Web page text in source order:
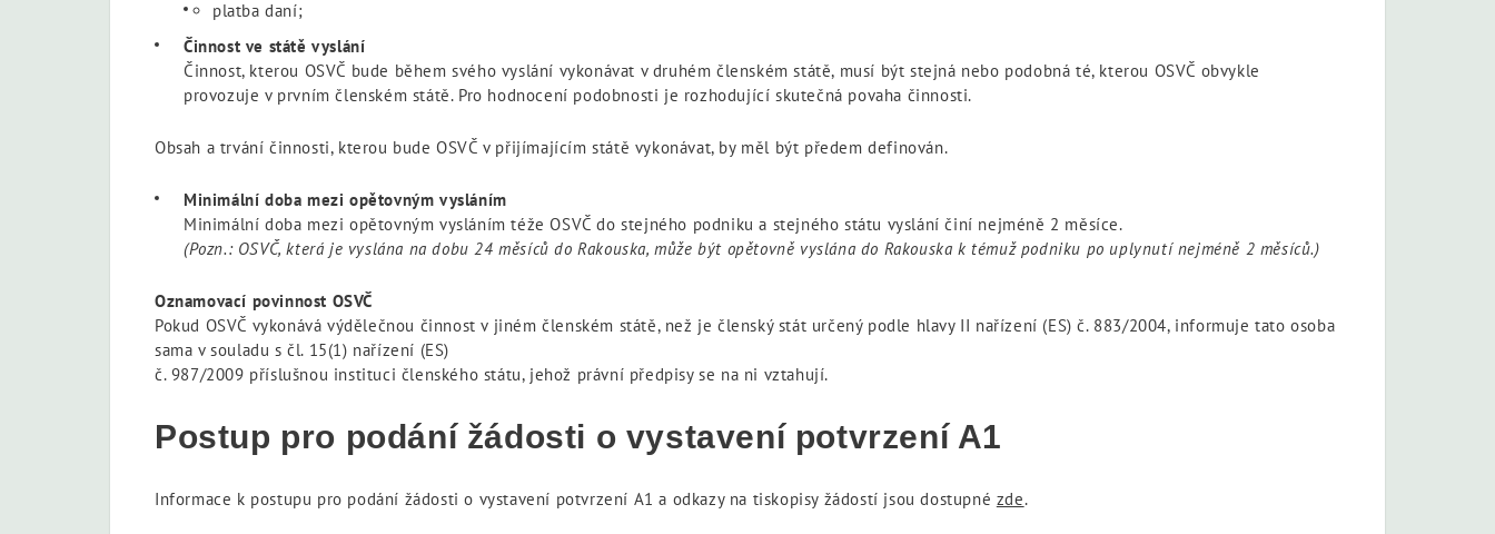
platba daní;
Činnost ve státě vyslání
Činnost, kterou OSVČ bude během svého vyslání vykonávat v druhém členském státě, musí být stejná nebo podobná té, kterou OSVČ obvykle
provozuje v prvním členském státě. Pro hodnocení podobnosti je rozhodující skutečná povaha činnosti.
Obsah a trvání činnosti, kterou bude OSVČ v přijímajícím státě vykonávat, by měl být předem definován.
Minimální doba mezi opětovným vysláním
Minimální doba mezi opětovným vysláním téže OSVČ do stejného podniku a stejného státu vyslání činí nejméně 2 měsíce.
(Pozn.: OSVČ, která je vyslána na dobu 24 měsíců do Rakouska, může být opětovně vyslána do Rakouska k témuž podniku po uplynutí nejméně 2 měsíců.)
Oznamovací povinnost OSVČ
Pokud OSVČ vykonává výdělečnou činnost v jiném členském státě, než je členský stát určený podle hlavy II nařízení (ES) č. 883/2004, informuje tato osoba
sama v souladu s čl. 15(1) nařízení (ES)
č. 987/2009 příslušnou instituci členského státu, jehož právní předpisy se na ni vztahují.
Postup pro podání žádosti o vystavení potvrzení A1
Informace k postupu pro podání žádosti o vystavení potvrzení A1 a odkazy na tiskopisy žádostí jsou dostupné zde.